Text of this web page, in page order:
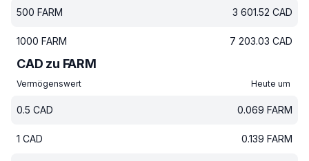
500 FARM 3 601.52 CAD
1000 FARM 7 203.03 CAD
CAD zu FARM
Vermögenswert Heute um
0.5 CAD 0.069 FARM
1 CAD 0.139 FARM